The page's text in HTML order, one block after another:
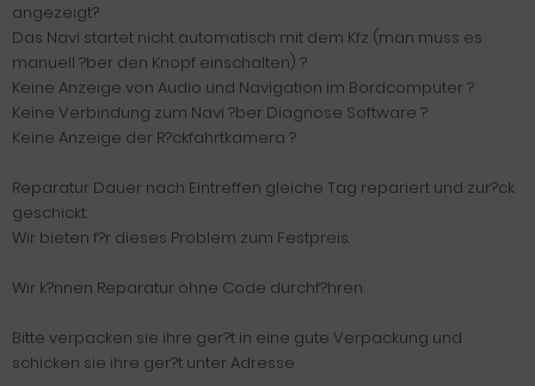
angezeigt?
Das Navi startet nicht automatisch mit dem Kfz (man muss es
manuell ?ber den Knopf einschalten) ?
Keine Anzeige von Audio und Navigation im Bordcomputer ?
Keine Verbindung zum Navi ?ber Diagnose Software ?
Keine Anzeige der R?ckfahrtkamera ?
Reparatur Dauer nach Eintreffen gleiche Tag repariert und zur?ck
geschickt.
Wir bieten f?r dieses Problem zum Festpreis.
Wir k?nnen Reparatur ohne Code durchf?hren
Bitte verpacken sie ihre ger?t in eine gute Verpackung und
schicken sie ihre ger?t unter Adresse